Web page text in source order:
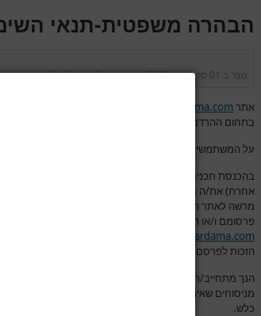
הבהרה משפטית-תנאי
נוצר ב 01 ספטמבר 2013 נכתב על ידידר' גרג'י יונתן
אתר www.hardama.com
מאפשר לגולשים להשתמש
בתחום ההרדמה והמהלך סביב הניתוח ולפתח דיון בין
על המשתמשים בפורום למסור מידע שהוא למיטב ידיעתם
בהכנסת תכנים לאתר
(בפורום,
אחרת) את/ה מצהיר/ה בזאת במפורש כי הינך בעל/ת מלוא
מרשה לאתר www.hardama.com
בעצם הכנסת התכנים
פרסומם ו/או הסרתם מהאתר ו/או פרסומם בכל מדיה אחרת
www.hardama.com
הזכות לפרסם מידע זה, באופן מלא, באופן חלקי או לא
הנך מתחייב/ת שבהוספת הודעה לפורום, תוכן ההודעה
מניסוחים שאינם ראויים, מפרסומות ומהתקפות אישיות.
כלש.